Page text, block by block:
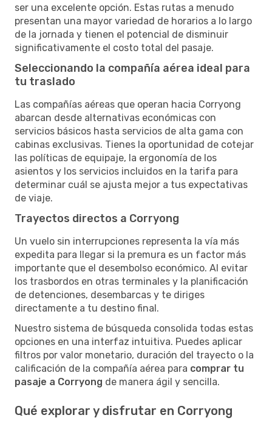
ser una excelente opción. Estas rutas a menudo
presentan una mayor variedad de horarios a lo largo
de la jornada y tienen el potencial de disminuir
significativamente el costo total del pasaje.
Seleccionando la compañía aérea ideal para
tu traslado
Las compañías aéreas que operan hacia Corryong
abarcan desde alternativas económicas con
servicios básicos hasta servicios de alta gama con
cabinas exclusivas. Tienes la oportunidad de cotejar
las políticas de equipaje, la ergonomía de los
asientos y los servicios incluidos en la tarifa para
determinar cuál se ajusta mejor a tus expectativas
de viaje.
Trayectos directos a Corryong
Un vuelo sin interrupciones representa la vía más
expedita para llegar si la premura es un factor más
importante que el desembolso económico. Al evitar
los trasbordos en otras terminales y la planificación
de detenciones, desembarcas y te diriges
directamente a tu destino final.
Nuestro sistema de búsqueda consolida todas estas
opciones en una interfaz intuitiva. Puedes aplicar
filtros por valor monetario, duración del trayecto o la
calificación de la compañía aérea para comprar tu
pasaje a Corryong de manera ágil y sencilla.
Qué explorar y disfrutar en Corryong